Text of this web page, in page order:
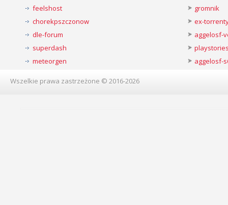
feelshost
chorekpszczonow
dle-forum
superdash
meteorgen
gromnik
ex-
aggelosf-
aggelosf-
Wszelkie prawa zastrzeżone © 2016-2026